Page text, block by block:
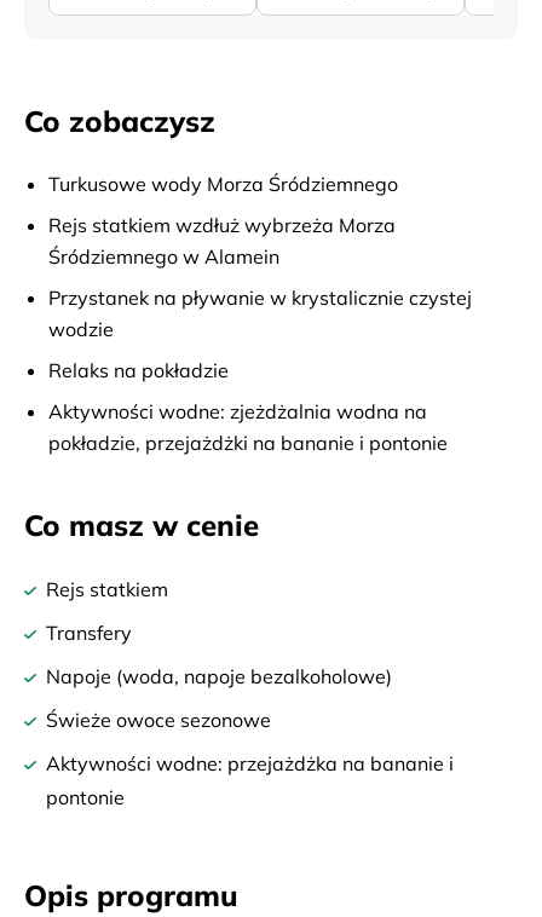
Co zobaczysz
Turkusowe wody Morza Śródziemnego
Rejs statkiem wzdłuż wybrzeża Morza
Śródziemnego w Alamein
Przystanek na pływanie w krystalicznie czystej
wodzie
Relaks na pokładzie
Aktywności wodne: zjeżdżalnia wodna na
pokładzie, przejażdżki na bananie i pontonie
Co masz w cenie
Rejs statkiem
Transfery
Napoje (woda, napoje bezalkoholowe)
Świeże owoce sezonowe
Aktywności wodne: przejażdżka na bananie i
pontonie
Opis programu